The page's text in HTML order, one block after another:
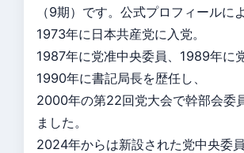
（9期）です。公式プロフィールに
1973年に日本共産党に入党。
1987年に党准中央委員、1989年に
1990年に書記局長を歴任し、
2000年の第22回党大会で幹部会委
ました。
2024年からは新設された党中央委